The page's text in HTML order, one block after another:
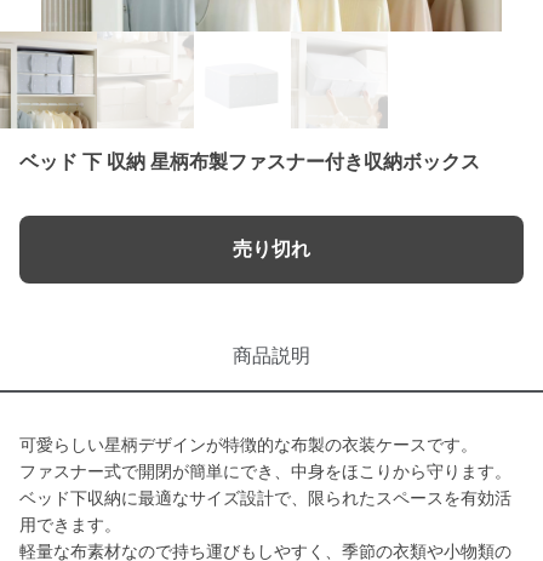
ベッド 下 収納 星柄布製ファスナー付き収納ボックス
売り切れ
商品説明
可愛らしい星柄デザインが特徴的な布製の衣装ケースです。
ファスナー式で開閉が簡単にでき、中身をほこりから守ります。
ベッド下収納に最適なサイズ設計で、限られたスペースを有効活
用できます。
軽量な布素材なので持ち運びもしやすく、季節の衣類や小物類の